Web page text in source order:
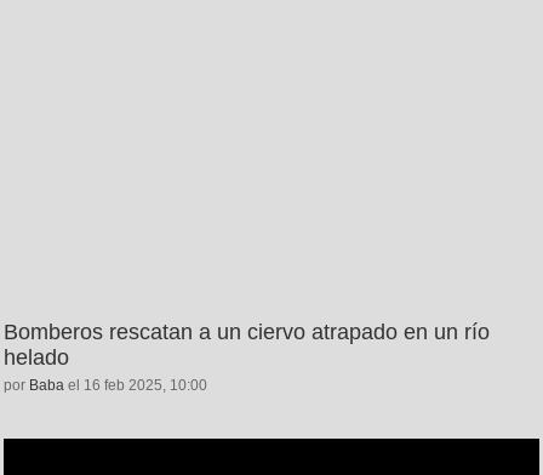
Bomberos rescatan a un ciervo atrapado en un río
helado
por Baba el 16 feb 2025, 10:00